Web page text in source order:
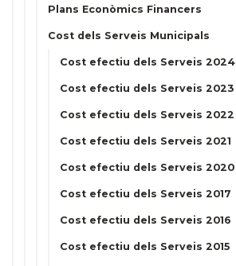
Plans Econòmics Financers
Cost dels Serveis Municipals
Cost efectiu dels Serveis 2024
Cost efectiu dels Serveis 2023
Cost efectiu dels Serveis 2022
Cost efectiu dels Serveis 2021
Cost efectiu dels Serveis 2020
Cost efectiu dels Serveis 2017
Cost efectiu dels Serveis 2016
Cost efectiu dels Serveis 2015